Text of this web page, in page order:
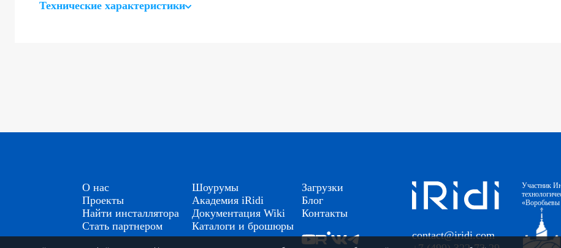
Технические характеристики
О нас
Проекты
Найти инсталлятора
Стать партнером
Шоурумы
Академия iRidi
Документация Wiki
Каталоги и брошюры
Загрузки
Блог
Контакты
contact@iridi.com
Участник